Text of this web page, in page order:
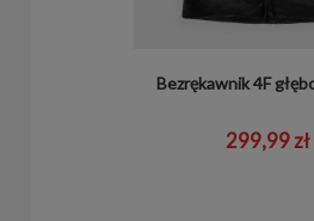
Bezrękawnik 4F
299,99 zł